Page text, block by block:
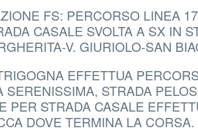
FS: PERCORSO LINEA
CASALE SVOLTA A SX IN
V. GIURIOLO-SAN
EFFETTUA
STRADA
STRADA CASALE
DOVE TERMINA LA CORSA.